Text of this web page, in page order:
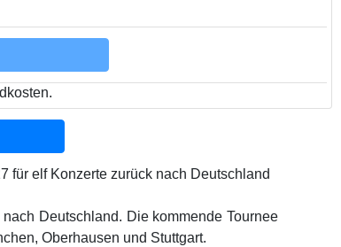
für elf Konzerte zurück nach Deutschland
Deutschland. Die kommende Tournee
Oberhausen und Stuttgart.